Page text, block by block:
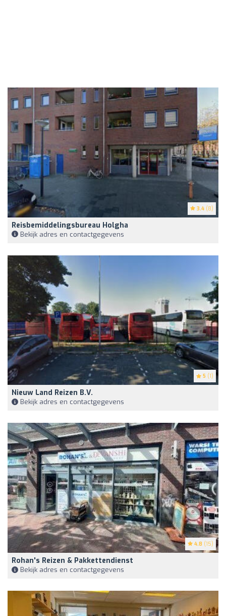
3.4 (8)
Reisbemiddelingsbureau Holgha
Bekijk adres en contactgegevens
5 (1)
Nieuw Land Reizen B.V.
Bekijk adres en contactgegevens
4.8 (15)
Rohan's Reizen & Pakkettendienst
Bekijk adres en contactgegevens